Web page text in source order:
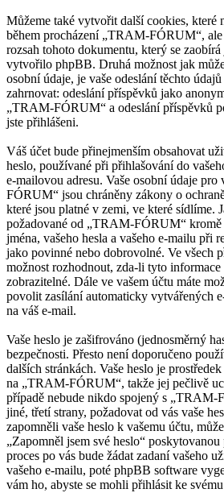
Můžeme také vytvořit další cookies, které
během procházení „TRAM-FÓRUM“,
rozsah tohoto dokumentu, který se
vytvořilo phpBB. Druhá možnost jak
osobní údaje, je vaše odeslání těchto
zahrnovat: odeslání příspěvků jako
„TRAM-FÓRUM“ a odeslání příspěvků
jste přihlášeni.
Váš účet bude přinejmenším obsahovat
heslo, používané při přihlašování do
e-mailovou adresu. Vaše osobní údaje
FÓRUM“ jsou chráněny zákony o
které jsou platné v zemi, ve které sídlíme.
požadované od „TRAM-FÓRUM“ kromě
jména, vašeho hesla a vašeho e-mailu při
jako povinné nebo dobrovolné. Ve všech
možnost rozhodnout, zda-li tyto informace
zobrazitelné. Dále ve vašem účtu máte
povolit zasílání automaticky vytvářených
na váš e-mail.
Vaše heslo je zašifrováno (jednosměrný
bezpečnosti. Přesto není doporučeno
dalších stránkách. Vaše heslo je
na „TRAM-FÓRUM“, takže jej pečlivě
případě nebude nikdo spojený s
jiné, třetí strany, požadovat od vás vaše
zapomněli vaše heslo k vašemu účtu,
„Zapomněl jsem své heslo“
proces po vás bude žádat zadaní vašeho
vašeho e-mailu, poté phpBB software
vám ho, abyste se mohli přihlásit ke